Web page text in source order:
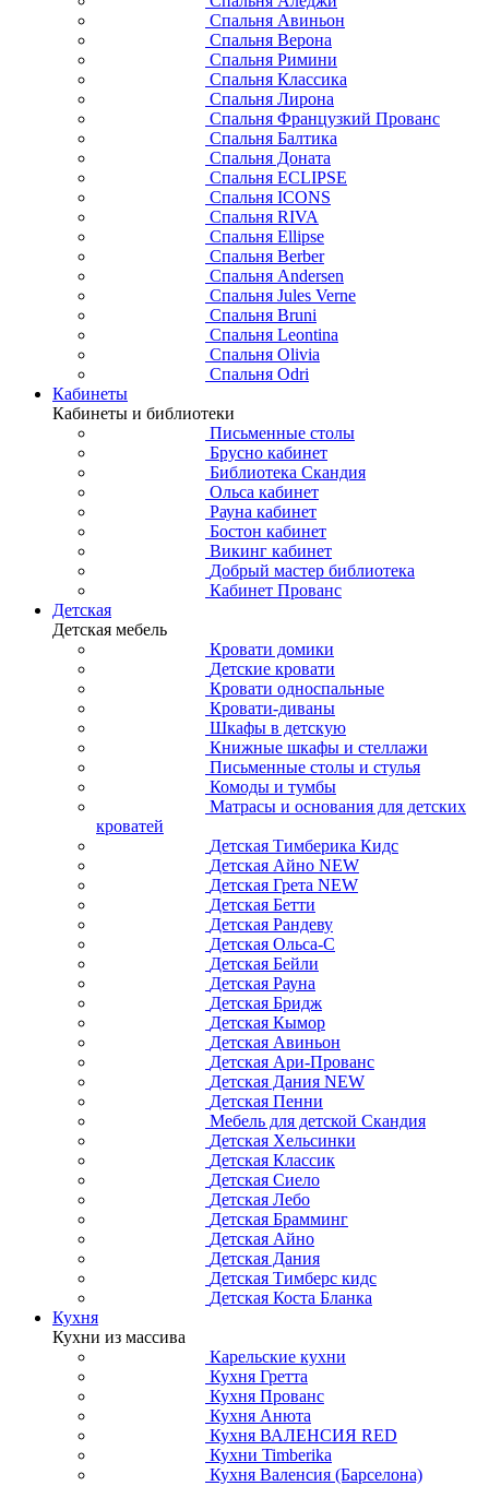
Спальня Авиньон
Спальня Верона
Спальня Римини
Спальня Классика
Спальня Лирона
Спальня Французкий Прованс
Спальня Балтика
Спальня Доната
Спальня ECLIPSE
Спальня ICONS
Спальня RIVA
Спальня Ellipse
Спальня Berber
Спальня Andersen
Спальня Jules Verne
Спальня Bruni
Спальня Leontina
Спальня Olivia
Спальня Odri
Кабинеты
Кабинеты и библиотеки
Письменные столы
Брусно кабинет
Библиотека Скандия
Ольса кабинет
Рауна кабинет
Бостон кабинет
Викинг кабинет
Добрый мастер библиотека
Кабинет Прованс
Детская
Детская мебель
Кровати домики
Детские кровати
Кровати односпальные
Кровати-диваны
Шкафы в детскую
Книжные шкафы и стеллажи
Письменные столы и стулья
Комоды и тумбы
Матрасы и основания для детских
кроватей
Детская Тимберика Кидс
Детская Айно NEW
Детская Грета NEW
Детская Бетти
Детская Рандеву
Детская Ольса-С
Детская Бейли
Детская Рауна
Детская Бридж
Детская Кымор
Детская Авиньон
Детская Ари-Прованс
Детская Дания NEW
Детская Пенни
Мебель для детской Скандия
Детская Хельсинки
Детская Классик
Детская Сиело
Детская Лебо
Детская Брамминг
Детская Айно
Детская Дания
Детская Тимберс кидс
Детская Коста Бланка
Кухня
Кухни из массива
Карельские кухни
Кухня Гретта
Кухня Прованс
Кухня Анюта
Кухня ВАЛЕНСИЯ RED
Кухни Timberika
Кухня Валенсия (Барселона)